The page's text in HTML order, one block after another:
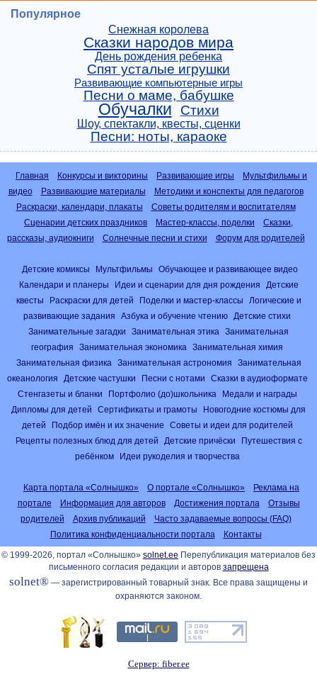
Популярное
Снежная королева
Сказки народов мира
День рождения ребенка
Спят усталые игрушки
Развивающие компьютерные игры
Песни о маме, бабушке
Обучалки Стихи
Шоу, спектакли, квесты, сценки
Песни: ноты, караоке
Главная Конкурсы и викторины Развивающие игры
Мультфильмы и
видео
Развивающие материалы
Методики и конспекты для педагогов
Раскраски, календари, плакаты
Советы родителям и воспитателям
Сценарии детских праздников
Мастер-классы, поделки
Сказки,
рассказы, аудиокниги
Солнечные песни и стихи Форум для родителей
Детские комиксы Мультфильмы
Обучающее и развивающее видео
Календари и планеры
Идеи и сценарии для дня рождения
Детские
квесты
Раскраски для детей Поделки и мастер-классы
Логические и
развивающие задания
Азбука и обучение чтению
Детские стихи
Занимательные загадки
Занимательная этика
Занимательная
география
Занимательная экономика
Занимательная химия
Занимательная физика
Занимательная астрономия
Занимательная
океанология
Детские частушки Песни с нотами
Сказки в аудиоформате
Стенгазеты и бланки
Портфолио (до)школьника
Медали и награды
Дипломы для детей
Сертификаты и грамоты
Новогодние костюмы для
детей
Подбор имён и их значение
Советы и идеи для родителей
Рецепты полезных блюд для детей
Детские причёски
Путешествия с
ребёнком
Идеи рукоделия и творчества
Карта портала «Солнышко» О портале «Солнышко»
Реклама на
портале
Информация для авторов Достижения портала
Отзывы
родителей
Архив публикаций
Часто задаваемые вопросы (FAQ)
Политика конфиденциальности портала
Контакты
© 1999-2026, портал «Солнышко» solnet.ee Перепубликация материалов без
письменного согласия редакции и авторов запрещена
solnet® — зарегистрированный товарный знак. Все права защищены и
охраняются законом.
Сервер: fiber.ee